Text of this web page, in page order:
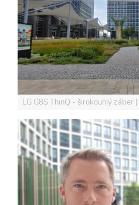
LG G8S ThinQ - širokouhlý záber